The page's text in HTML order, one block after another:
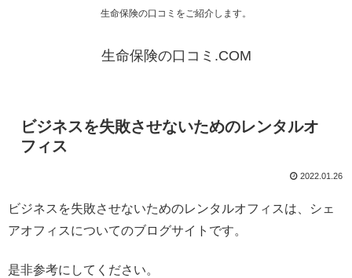
生命保険の口コミをご紹介します。
生命保険の口コミ.COM
ビジネスを失敗させないためのレンタルオ
フィス
2022.01.26
ビジネスを失敗させないためのレンタルオフィスは、シェ
アオフィスについてのブログサイトです。
是非参考にしてください。